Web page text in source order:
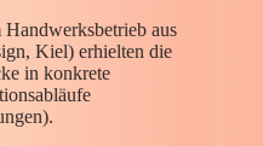
aus
Kiel) erhielten die
in konkrete